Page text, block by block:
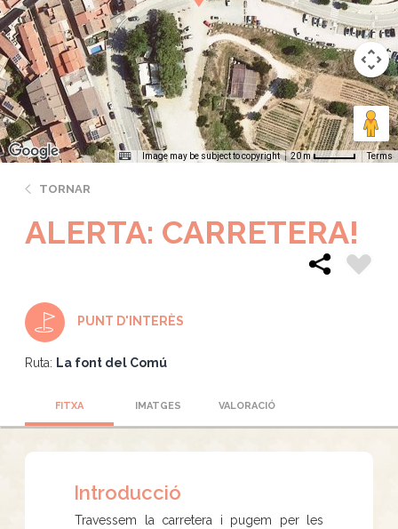
Image may be subject to copyright 20 m Terms
TORNAR
ALERTA: CARRETERA!
PUNT D'INTERÈS
Ruta: La font del Comú
FITXA IMATGES VALORACIÓ
Introducció
Travessem la carretera i pugem per les